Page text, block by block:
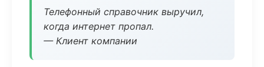
Телефонный справочник выручил,
когда интернет пропал.
— Клиент компании